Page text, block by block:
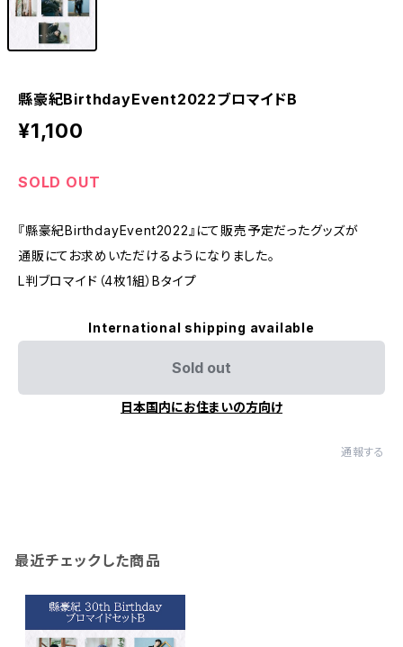
縣豪紀BirthdayEvent2022ブロマイドB
¥1,100
SOLD OUT
『縣豪紀BirthdayEvent2022』にて販売予定だったグッズが
通販にてお求めいただけるようになりました。
L判ブロマイド（4枚1組）Bタイプ
International shipping available
Sold out
日本国内にお住まいの方向け
通報する
最近チェックした商品